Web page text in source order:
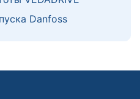
Danfoss